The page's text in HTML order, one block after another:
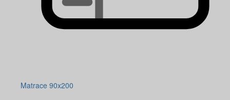
Matrace 90x200